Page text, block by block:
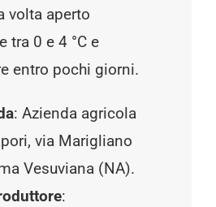
volta aperto
tra 0 e 4 °C e
entro pochi giorni.
: Azienda agricola
via Marigliano
Vesuviana (NA).
: